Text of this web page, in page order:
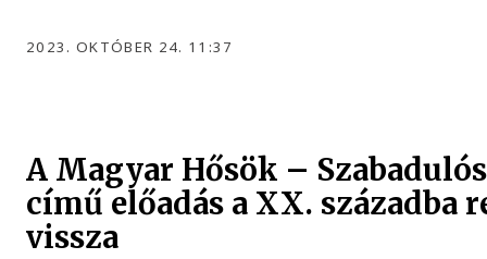
2023. OKTÓBER 24. 11:37
A Magyar Hősök –
című előadás a XX. századba
vissza